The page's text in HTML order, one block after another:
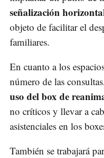
señalización
objeto de facilitar el
familiares.
En cuanto a los
número de las
uso del box de
no críticos y llevar a
asistenciales en los
También se trabajará